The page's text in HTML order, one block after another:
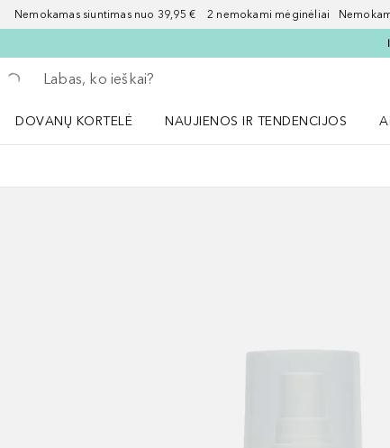
Nemokamas siuntimas nuo 39,95 € 2 nemokami mėginėliai
Grįžk atgal
Vykdykite paiešką
DOVANŲ KORTELĖ
NAUJIENOS IR TENDENCIJOS